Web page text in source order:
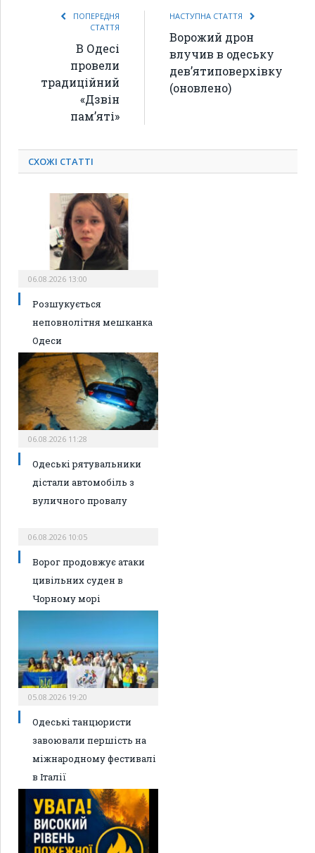
ПОПЕРЕДНЯ
СТАТТЯ
В Одесі
провели
традиційний
«Дзвін
пам’яті»
НАСТУПНА СТАТТЯ
Ворожий дрон
влучив в одеську
дев’ятиповерхівку
(оновлено)
СХОЖІ СТАТТІ
06.08.2026 13:00
Розшукується
неповнолітня мешканка
Одеси
06.08.2026 11:28
Одеські рятувальники
дістали автомобіль з
вуличного провалу
06.08.2026 10:05
Ворог продовжує атаки
цивільних суден в
Чорному морі
05.08.2026 19:20
Одеські танцюристи
завоювали першість на
міжнародному фестивалі
в Італії